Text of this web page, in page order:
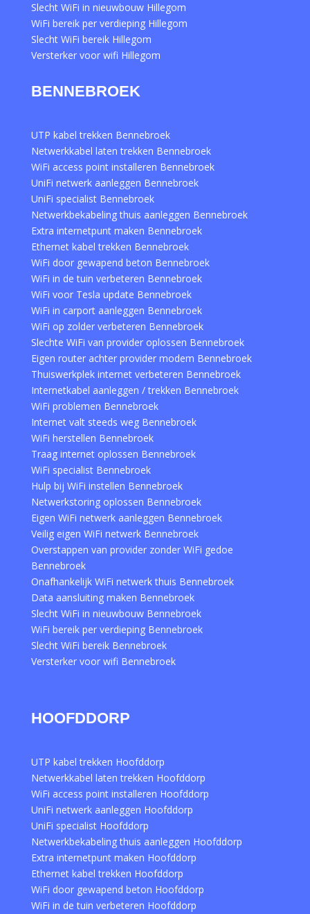
Slecht WiFi in nieuwbouw Hillegom
WiFi bereik per verdieping Hillegom
Slecht WiFi bereik Hillegom
Versterker voor wifi Hillegom
BENNEBROEK
UTP kabel trekken Bennebroek
Netwerkkabel laten trekken Bennebroek
WiFi access point installeren Bennebroek
UniFi netwerk aanleggen Bennebroek
UniFi specialist Bennebroek
Netwerkbekabeling thuis aanleggen Bennebroek
Extra internetpunt maken Bennebroek
Ethernet kabel trekken Bennebroek
WiFi door gewapend beton Bennebroek
WiFi in de tuin verbeteren Bennebroek
WiFi voor Tesla update Bennebroek
WiFi in carport aanleggen Bennebroek
WiFi op zolder verbeteren Bennebroek
Slechte WiFi van provider oplossen Bennebroek
Eigen router achter provider modem Bennebroek
Thuiswerkplek internet verbeteren Bennebroek
Internetkabel aanleggen / trekken Bennebroek
WiFi problemen Bennebroek
Internet valt steeds weg Bennebroek
WiFi herstellen Bennebroek
Traag internet oplossen Bennebroek
WiFi specialist Bennebroek
Hulp bij WiFi instellen Bennebroek
Netwerkstoring oplossen Bennebroek
Eigen WiFi netwerk aanleggen Bennebroek
Veilig eigen WiFi netwerk Bennebroek
Overstappen van provider zonder WiFi gedoe
Bennebroek
Onafhankelijk WiFi netwerk thuis Bennebroek
Data aansluiting maken Bennebroek
Slecht WiFi in nieuwbouw Bennebroek
WiFi bereik per verdieping Bennebroek
Slecht WiFi bereik Bennebroek
Versterker voor wifi Bennebroek
HOOFDDORP
UTP kabel trekken Hoofddorp
Netwerkkabel laten trekken Hoofddorp
WiFi access point installeren Hoofddorp
UniFi netwerk aanleggen Hoofddorp
UniFi specialist Hoofddorp
Netwerkbekabeling thuis aanleggen Hoofddorp
Extra internetpunt maken Hoofddorp
Ethernet kabel trekken Hoofddorp
WiFi door gewapend beton Hoofddorp
WiFi in de tuin verbeteren Hoofddorp